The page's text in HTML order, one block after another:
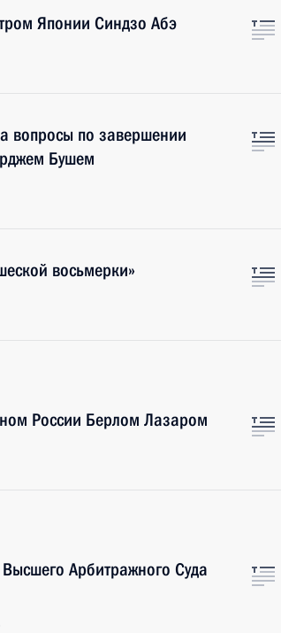
Японии Синдзо Абэ
вопросы по завершении
Бушем
восьмерки»
России Берлом Лазаром
Арбитражного Суда